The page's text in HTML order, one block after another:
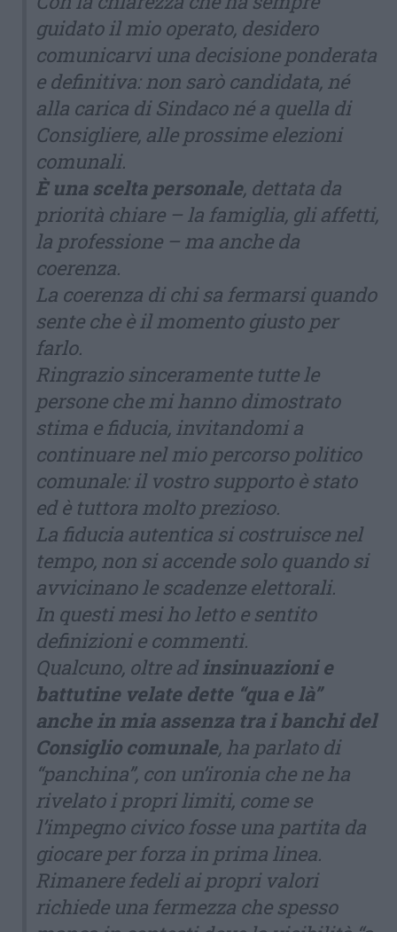
guidato il mio operato, desidero
comunicarvi una decisione ponderata
e definitiva: non sarò candidata, né
alla carica di Sindaco né a quella di
Consigliere, alle prossime elezioni
comunali.
È una scelta personale, dettata da
priorità chiare – la famiglia, gli affetti,
la professione – ma anche da
coerenza.
La coerenza di chi sa fermarsi quando
sente che è il momento giusto per
farlo.
Ringrazio sinceramente tutte le
persone che mi hanno dimostrato
stima e fiducia, invitandomi a
continuare nel mio percorso politico
comunale: il vostro supporto è stato
ed è tuttora molto prezioso.
La fiducia autentica si costruisce nel
tempo, non si accende solo quando si
avvicinano le scadenze elettorali.
In questi mesi ho letto e sentito
definizioni e commenti.
Qualcuno, oltre adinsinuazioni e
battutine velate dette “qua e là”
anche in mia assenza tra i banchi del
Consiglio comunale, ha parlato di
“panchina”, con un’ironia che ne ha
rivelato i propri limiti, come se
l’impegno civico fosse una partita da
giocare per forza in prima linea.
Rimanere fedeli ai propri valori
richiede una fermezza che spesso